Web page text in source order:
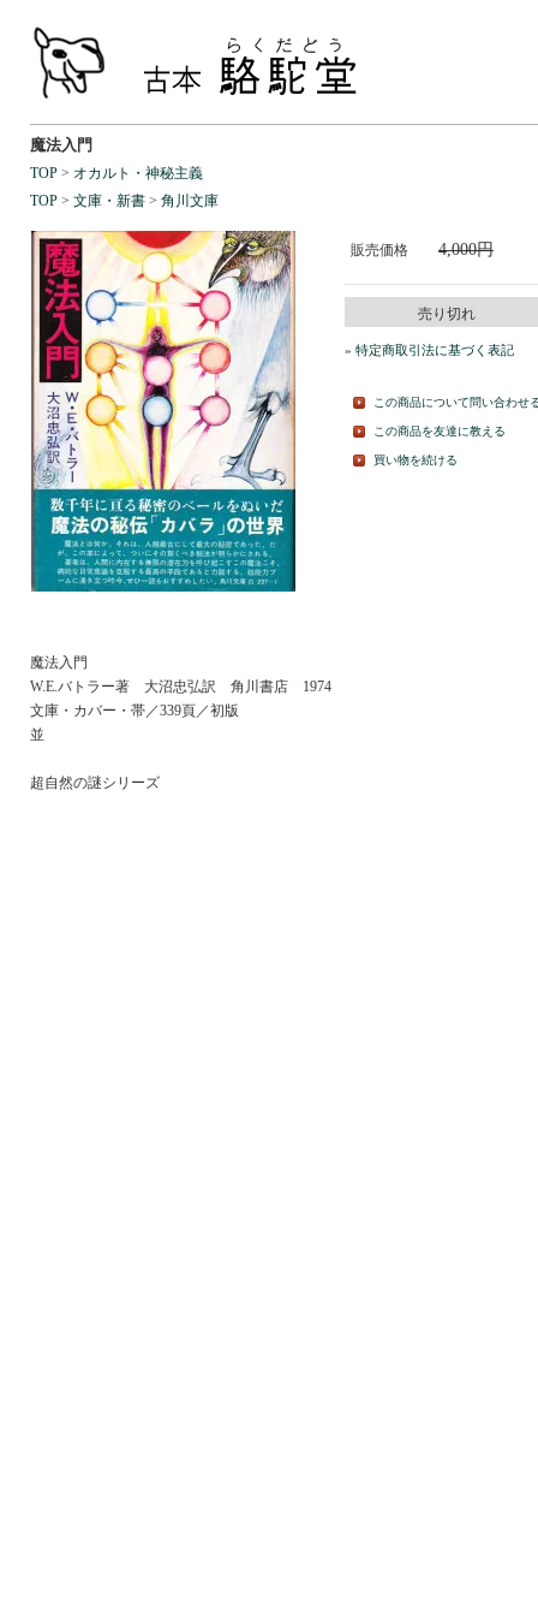
魔法入門
TOP > オカルト・神秘主義
TOP > 文庫・新書 > 角川文庫
販売価格 4,000円
売り切れ
» 特定商取引法に基づく表記
この商品について問い合わせ
この商品を友達に教える
買い物を続ける
魔法入門
W.E.バトラー著 大沼忠弘訳 角川書店 1974
文庫・カバー・帯／339頁／初版
並
超自然の謎シリーズ